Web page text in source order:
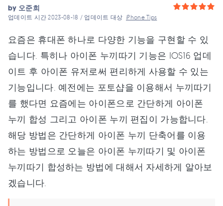
by 오준희
업데이트 시간 2023-08-18 / 업데이트 대상iPhone Tips
요즘은 휴대폰 하나로 다양한 기능을 구현할 수 있
습니다. 특히나 아이폰 누끼따기 기능은 IOS16 업데
이트 후 아이폰 유저로써 편리하게 사용할 수 있는
기능입니다. 예전에는 포토샵을 이용해서 누끼따기
를 했다면 요즘에는 아이폰으로 간단하게 아이폰
누끼 합성 그리고 아이폰 누끼 편집이 가능합니다.
해당 방법은 간단하게 아이폰 누끼 단축어를 이용
하는 방법으로 오늘은 아이폰 누끼따기 및 아이폰
누끼따기 합성하는 방법에 대해서 자세하게 알아보
겠습니다.